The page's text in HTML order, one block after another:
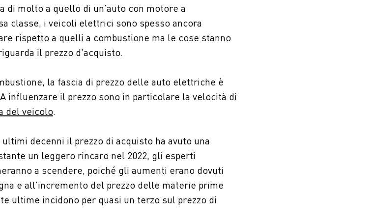
di molto a quello di un’auto con motore a
classe, i veicoli elettrici sono spesso ancora
rispetto a quelli a combustione ma le cose stanno
il prezzo d'acquisto.
la fascia di prezzo delle auto elettriche è
influenzare il prezzo sono in particolare la velocità di
del veicolo.
decenni il prezzo di acquisto ha avuto una
un leggero rincaro nel 2022, gli esperti
a scendere, poiché gli aumenti erano dovuti
e all’incremento del prezzo delle materie prime
ultime incidono per quasi un terzo sul prezzo di